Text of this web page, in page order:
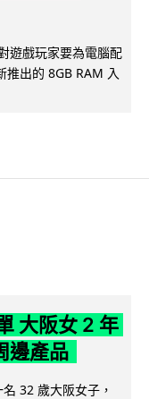
遊戲玩家要為電腦配
推出的 8GB RAM 入
大阪女 2 年
邊產品
32 歲大阪女子，